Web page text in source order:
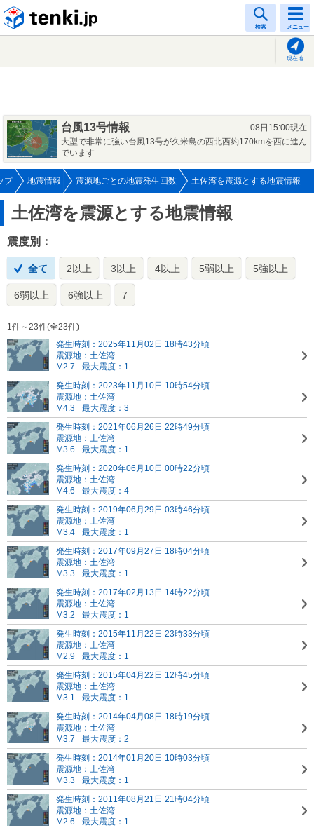
検索 メニュー
現在地
台風13号情報
08日15:00現在
大型で非常に強い台風13号が久米島の西北西約170kmを西に進ん
でいます
プ 地震情報 震源地ごとの地震発生回数 土佐湾を震源とする地震情報
土佐湾を震源とする地震情報
震度別：
全て 2以上 3以上 4以上 5弱以上 5強以上
6弱以上 6強以上 7
1件～23件(全23件)
発生時刻：2025年11月02日 18時43分頃
震源地：土佐湾
M2.7
最大震度：1
発生時刻：2023年11月10日 10時54分頃
震源地：土佐湾
M4.3
最大震度：3
発生時刻：2021年06月26日 22時49分頃
震源地：土佐湾
M3.6
最大震度：1
発生時刻：2020年06月10日 00時22分頃
震源地：土佐湾
M4.6
最大震度：4
発生時刻：2019年06月29日 03時46分頃
震源地：土佐湾
M3.4
最大震度：1
発生時刻：2017年09月27日 18時04分頃
震源地：土佐湾
M3.3
最大震度：1
発生時刻：2017年02月13日 14時22分頃
震源地：土佐湾
M3.2
最大震度：1
発生時刻：2015年11月22日 23時33分頃
震源地：土佐湾
M2.9
最大震度：1
発生時刻：2015年04月22日 12時45分頃
震源地：土佐湾
M3.1
最大震度：1
発生時刻：2014年04月08日 18時19分頃
震源地：土佐湾
M3.7
最大震度：2
発生時刻：2014年01月20日 10時03分頃
震源地：土佐湾
M3.3
最大震度：1
発生時刻：2011年08月21日 21時04分頃
震源地：土佐湾
M2.6
最大震度：1